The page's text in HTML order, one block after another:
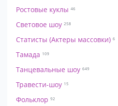
Ростовые куклы 46
Световое шоу 258
Статисты (Актеры массовки) 6
Тамада 109
Танцевальные шоу 649
Травести-шоу 15
Фольклор 92